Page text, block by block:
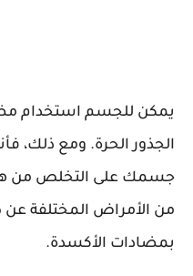
يمكن للجسم استخدام
الجذور الحرة. ومع ذلك،
جسمك على التخلص من هذه
من الأمراض المختلفة عن
بمضادات الأكسدة.